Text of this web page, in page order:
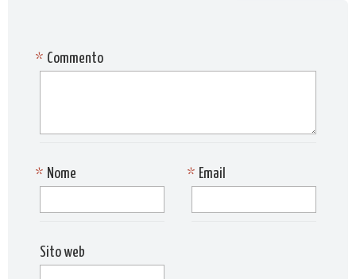
Commento
*
Nome
* Email
*
Sito web